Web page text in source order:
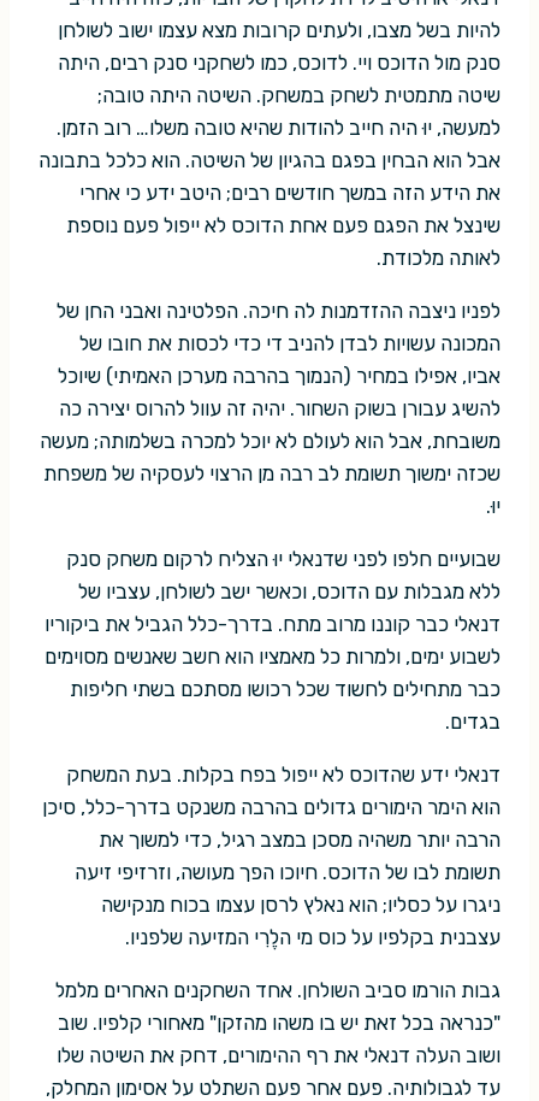
להיות בשל מצבו, ולעתים קרובות מצא עצמו ישוב לשולחן
סנק מול הדוכס ויי. לדוכס, כמו לשחקני סנק רבים, היתה
שיטה מתמטית לשחק במשחק. השיטה היתה טובה;
למעשה, יוּ היה חייב להודות שהיא טובה משלו… רוב הזמן.
אבל הוא הבחין בפגם בהגיון של השיטה. הוא כלכל בתבונה
את הידע הזה במשך חודשים רבים; היטב ידע כי אחרי
שינצל את הפגם פעם אחת הדוכס לא ייפול פעם נוספת
לאותה מלכודת.
לפניו ניצבה ההזדמנות לה חיכה. הפלטינה ואבני החן של
המכונה עשויות לבדן להניב די כדי לכסות את חובו של
אביו, אפילו במחיר (הנמוך בהרבה מערכן האמיתי) שיוכל
להשיג עבורן בשוק השחור. יהיה זה עוול להרוס יצירה כה
משובחת, אבל הוא לעולם לא יוכל למכרה בשלמותה; מעשה
שכזה ימשוך תשומת לב רבה מן הרצוי לעסקיה של משפחת
יוּ.
שבועיים חלפו לפני שדנאלי יוּ הצליח לרקום משחק סנק
ללא מגבלות עם הדוכס, וכאשר ישב לשולחן, עצביו של
דנאלי כבר קוננו מרוב מתח. בדרך-כלל הגביל את ביקוריו
לשבוע ימים, ולמרות כל מאמציו הוא חשב שאנשים מסוימים
כבר מתחילים לחשוד שכל רכושו מסתכם בשתי חליפות
בגדים.
דנאלי ידע שהדוכס לא ייפול בפח בקלות. בעת המשחק
הוא הימר הימורים גדולים בהרבה משנקט בדרך-כלל, סיכן
הרבה יותר משהיה מסכן במצב רגיל, כדי למשוך את
תשומת לבו של הדוכס. חיוכו הפך מעושה, וזרזיפי זיעה
ניגרו על כסליו; הוא נאלץ לרסן עצמו בכוח מנקישה
עצבנית בקלפיו על כוס מי הלֶרִי המזיעה שלפניו.
גבות הורמו סביב השולחן. אחד השחקנים האחרים מלמל
"כנראה בכל זאת יש בו משהו מהזקן" מאחורי קלפיו. שוב
ושוב העלה דנאלי את רף ההימורים, דחק את השיטה שלו
עד לגבולותיה. פעם אחר פעם השתלט על אסימון המחלק,